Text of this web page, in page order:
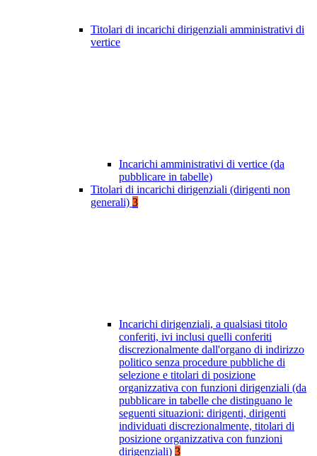
Titolari di incarichi dirigenziali amministrativi di
vertice
Incarichi amministrativi di vertice (da
pubblicare in tabelle)
Titolari di incarichi dirigenziali (dirigenti non
generali) 3
Incarichi dirigenziali, a qualsiasi titolo
conferiti, ivi inclusi quelli conferiti
discrezionalmente dall'organo di indirizzo
politico senza procedure pubbliche di
selezione e titolari di posizione
organizzativa con funzioni dirigenziali (da
pubblicare in tabelle che distinguano le
seguenti situazioni: dirigenti, dirigenti
individuati discrezionalmente, titolari di
posizione organizzativa con funzioni
dirigenziali) 3